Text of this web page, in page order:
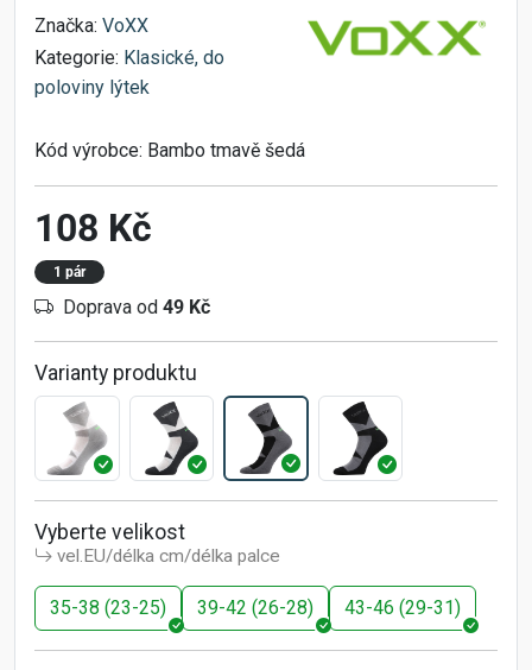
Značka: VoXX
Kategorie: Klasické, do
poloviny lýtek
Kód výrobce: Bambo tmavě šedá
108 Kč
1 pár
Doprava od 49 Kč
Varianty produktu
Vyberte velikost
vel.EU/délka cm/délka palce
35-38 (23-25) 39-42 (26-28) 43-46 (29-31)